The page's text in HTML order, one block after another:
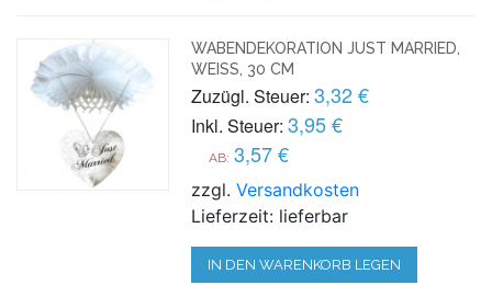
WABENDEKORATION JUST MARRIED,
WEISS, 30 CM
Zuzügl. Steuer: 3,32 €
Inkl. Steuer: 3,95 €
AB: 3,57 €
zzgl.Versandkosten
Lieferzeit: lieferbar
IN DEN WARENKORB LEGEN